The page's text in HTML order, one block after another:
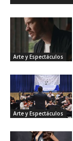
Arte y Espectáculos
Arte y Espectáculos